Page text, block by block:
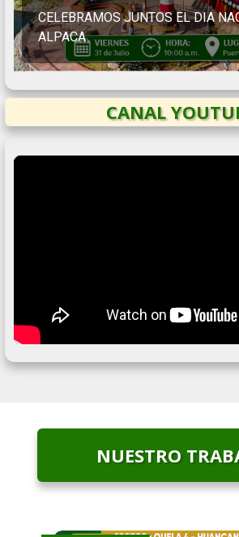
CELEBRAMOS JUNTOS EL DIA
ALPACA
CANAL
NUESTRO